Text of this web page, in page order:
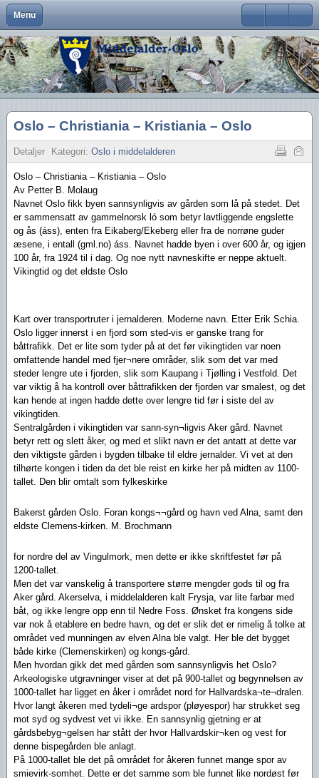
Menu Close
Om Middelalder-Oslo
Hva er Middelalder-Oslo?
Hva vi vil
Aktiviteter
Middelalderbyen i dag
Oslo i middelalderen
Lederartikler
Medlemsfordeler og faste arrangementer
Vedtekter
Foreningens navn og logo
Gangvaktprisen
Styremedlemmer
Kontakt oss
Kontaktinfo
Formål
Visjon
Handlingsplan
Middelalderbyens framtid
Uttalelser
Møter og foredrag
Våre arrangementer
Medlemsturer
Andres arrangementer
Gjennomførte arrangementer
Gjennomførte turer
Middelalderbeltet
Middelalderparken
Presse
Middelalderbyen
Dagligliv
Arkeologiske funn
Ny viten
Medlemsblad
Brukernavn
Passord
Husk meg
Glemt ditt passord?
Glemt ditt brukernavn?
Oslo – Christiania – Kristiania – Oslo
Detaljer Kategori: Oslo i middelalderen
Oslo – Christiania – Kristiania – Oslo
Av Petter B. Molaug
Navnet Oslo fikk byen sannsynligvis av gården som lå på stedet. Det
er sammensatt av gammelnorsk ló som betyr lavtliggende engslette
og ås (áss), enten fra Eikaberg/Ekeberg eller fra de norrøne guder
æsene, i entall (gml.no) áss. Navnet hadde byen i over 600 år, og igjen
100 år, fra 1924 til i dag. Og noe nytt navneskifte er neppe aktuelt.
Vikingtid og det eldste Oslo
Kart over transportruter i jernalderen. Moderne navn. Etter Erik Schia.
Oslo ligger innerst i en fjord som sted-vis er ganske trang for
båttrafikk. Det er lite som tyder på at det før vikingtiden var noen
omfattende handel med fjer¬nere områder, slik som det var med
steder lengre ute i fjorden, slik som Kaupang i Tjølling i Vestfold. Det
var viktig å ha kontroll over båttrafikken der fjorden var smalest, og det
kan hende at ingen hadde dette over lengre tid før i siste del av
vikingtiden.
Sentralgården i vikingtiden var sann-syn¬ligvis Aker gård. Navnet
betyr rett og slett åker, og med et slikt navn er det antatt at dette var
den viktigste gården i bygden tilbake til eldre jernalder. Vi vet at den
tilhørte kongen i tiden da det ble reist en kirke her på midten av 1100-
tallet. Den blir omtalt som fylkeskirke
Bakerst gården Oslo. Foran kongs¬¬gård og havn ved Alna, samt den
eldste Clemens-kirken. M. Brochmann
for nordre del av Vingulmork, men dette er ikke skriftfestet før på
1200-tallet.
Men det var vanskelig å transportere større mengder gods til og fra
Aker gård. Akerselva, i middelalderen kalt Frysja, var lite farbar med
båt, og ikke lengre opp enn til Nedre Foss. Ønsket fra kongens side
var nok å etablere en bedre havn, og det er slik det er rimelig å tolke at
området ved munningen av elven Alna ble valgt. Her ble det bygget
både kirke (Clemenskirken) og kongs-gård.
Men hvordan gikk det med gården som sannsynligvis het Oslo?
Arkeologiske utgravninger viser at det på 900-tallet og begynnelsen av
1000-tallet har ligget en åker i området nord for Hallvardska¬te¬dralen.
Hvor langt åkeren med tydeli¬ge ardspor (pløyespor) har strukket seg
mot syd og sydvest vet vi ikke. En sannsynlig gjetning er at
gårdsbebyg¬gelsen har stått der hvor Hallvardskir¬ken og vest for
denne bispegården ble anlagt.
På 1000-tallet ble det på området for åkeren funnet mange spor av
smievirk-somhet. Dette er det samme som ble funnet like nordøst før